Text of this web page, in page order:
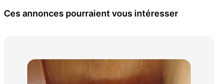
Ces annonces pourraient vous intéresser